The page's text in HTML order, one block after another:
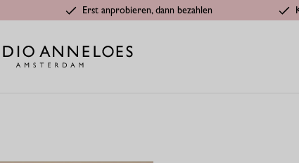
Erst anprobieren, dann bezahlen